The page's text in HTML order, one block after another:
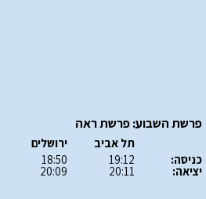
פרשת השבוע: פרשת ראה
כניסה:
יציאה:
תל אביב
19:12
20:11
ירושלים
18:50
20:09